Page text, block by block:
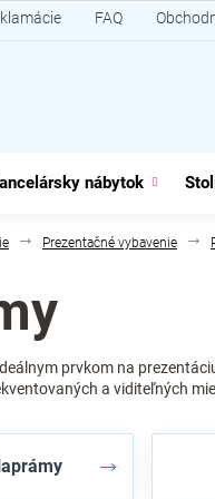
FAQ
nábytok
Prezentačné vybavenie
prvkom na
a viditeľných